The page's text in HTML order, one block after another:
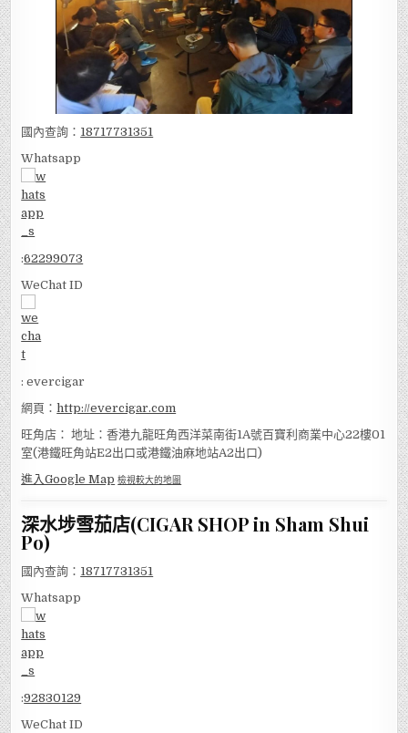
國內查詢： 18717731351
Whatsapp
:62299073
WeChat ID
: evercigar
網頁：http://evercigar.com
旺角店： 地址：香港九龍旺角西洋菜南街1A號百寶利商業中心22樓01
室(港鐵旺角站E2出口或港鐵油麻地站A2出口)
進入Google Map 檢視較大的地圖
深水埗雪茄店(CIGAR SHOP in Sham Shui
Po)
國內查詢： 18717731351
Whatsapp
:92830129
WeChat ID